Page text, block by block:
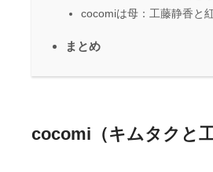
cocomiは母：工藤静香と
まとめ
cocomi（キムタクと